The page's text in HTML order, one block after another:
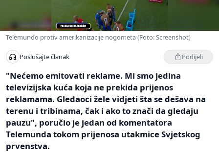
Telemundo protiv amerikanizacije nogometa (Foto: Screenshot)
Poslušajte članak Podijeli
"Nećemo emitovati reklame. Mi smo jedina
televizijska kuća koja ne prekida prijenos
reklamama. Gledaoci žele vidjeti šta se dešava na
terenu i tribinama, čak i ako to znači da gledaju
pauzu", poručio je jedan od komentatora
Telemunda tokom prijenosa utakmice Svjetskog
prvenstva.